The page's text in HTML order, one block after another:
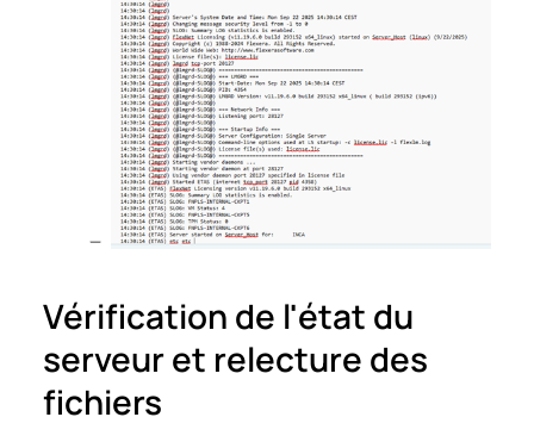
Vérification de l'état du
serveur et relecture des
fichiers